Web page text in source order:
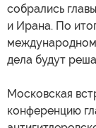
собрались
и Ирана. По
дела будут
Московская
конференцию